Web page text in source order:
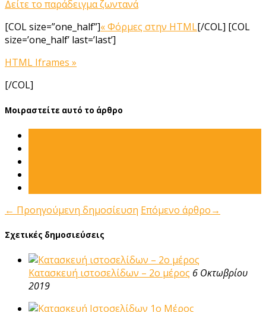
Δείτε το παράδειγμα ζωντανά
[COL size=”one_half”]« Φόρμες στην HTML[/COL] [COL
size=’one_half’ last=’last’]
HTML Iframes »
[/COL]
Μοιραστείτε αυτό το άρθρο
← Προηγούμενη δημοσίευση Επόμενο άρθρο→
Σχετικές δημοσιεύσεις
Κατασκευή ιστοσελίδων – 2ο μέρος 6 Οκτωβρίου
2019